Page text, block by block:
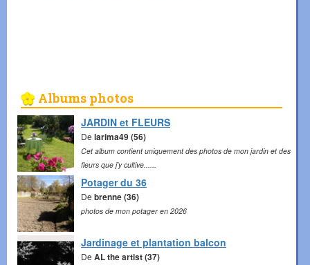
Albums photos
JARDIN et FLEURS
De larima49 (56)
Cet album contient uniquement des photos de mon jardin et des
fleurs que j'y cultive......
Potager du 36
De brenne (36)
photos de mon potager en 2026
Jardinage et plantation balcon
De AL the artist (37)